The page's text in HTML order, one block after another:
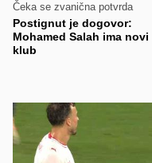
Čeka se zvanična potvrda
Postignut je dogovor:
Mohamed Salah ima novi
klub